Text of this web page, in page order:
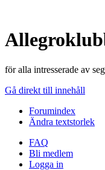
för alla intresserade av
Gå direkt till innehåll
Forumindex
Ändra textstorlek
FAQ
Bli medlem
Logga in